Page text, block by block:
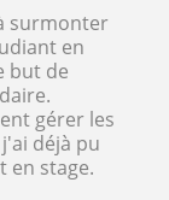
surmonter
en
but de
gérer les
déjà pu
en stage.